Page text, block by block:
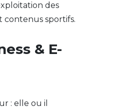
des
contenus sportifs.
& E-
: elle ou il